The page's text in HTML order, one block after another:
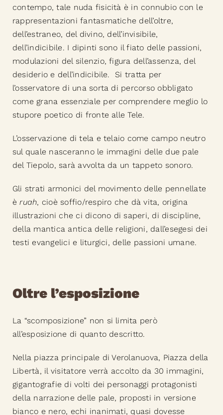
contempo, tale nuda fisicità è in connubio con le
rappresentazioni fantasmatiche dell’oltre,
dell’estraneo, del divino, dell’invisibile,
dell’indicibile. I dipinti sono il fiato delle passioni,
modulazioni del silenzio, figura dell’assenza, del
desiderio e dell’indicibile. Si tratta per
l’osservatore di una sorta di percorso obbligato
come grana essenziale per comprendere meglio lo
stupore poetico di fronte alle Tele.
L’osservazione di tela e telaio come campo neutro
sul quale nasceranno le immagini delle due pale
del Tiepolo, sarà avvolta da un tappeto sonoro.
Gli strati armonici del movimento delle pennellate
èruah, cioè soffio/respiro che dà vita, origina
illustrazioni che ci dicono di saperi, di discipline,
della mantica antica delle religioni, dall’esegesi dei
testi evangelici e liturgici, delle passioni umane.
Oltre l’esposizione
La “scomposizione” non si limita però
all’esposizione di quanto descritto.
Nella piazza principale di Verolanuova, Piazza della
Libertà, il visitatore verrà accolto da 30 immagini,
gigantografie di volti dei personaggi protagonisti
della narrazione delle pale, proposti in versione
bianco e nero, echi inanimati, quasi dovesse